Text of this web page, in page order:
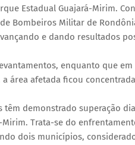
Estadual Guajará-Mirim.
Bombeiros Militar de
e dando resultados
enquanto que
área afetada ficou
têm demonstrado superação
Mirim. Trata-se do
dois municípios,